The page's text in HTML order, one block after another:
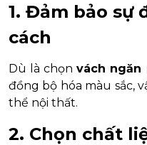
1. Đảm bảo sự
cách
Dù là chọnvách ngăn
đồng bộ hóa màu sắc,
thể nội thất.
2. Chọn chất